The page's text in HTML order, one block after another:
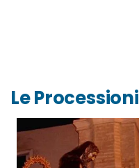
Le Processioni